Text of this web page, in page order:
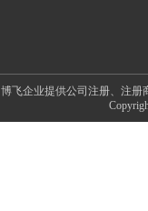
博飞企业提供公司注册、注册